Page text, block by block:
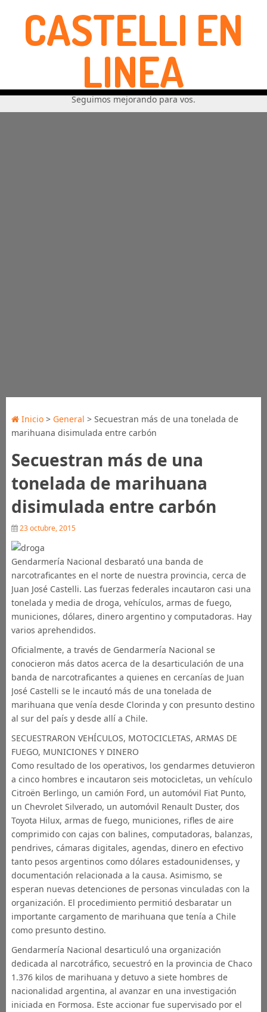
CASTELLI EN
LINEA
Seguimos mejorando para vos.
Inicio> General > Secuestran más de una tonelada de
marihuana disimulada entre carbón
Secuestran más de una
tonelada de marihuana
disimulada entre carbón
23 octubre, 2015
Gendarmería Nacional desbarató una banda de
narcotraficantes en el norte de nuestra provincia, cerca de
Juan José Castelli. Las fuerzas federales incautaron casi una
tonelada y media de droga, vehículos, armas de fuego,
municiones, dólares, dinero argentino y computadoras. Hay
varios aprehendidos.
Oficialmente, a través de Gendarmería Nacional se
conocieron más datos acerca de la desarticulación de una
banda de narcotraficantes a quienes en cercanías de Juan
José Castelli se le incautó más de una tonelada de
marihuana que venía desde Clorinda y con presunto destino
al sur del país y desde allí a Chile.
SECUESTRARON VEHÍCULOS, MOTOCICLETAS, ARMAS DE
FUEGO, MUNICIONES Y DINERO
Como resultado de los operativos, los gendarmes detuvieron
a cinco hombres e incautaron seis motocicletas, un vehículo
Citroën Berlingo, un camión Ford, un automóvil Fiat Punto,
un Chevrolet Silverado, un automóvil Renault Duster, dos
Toyota Hilux, armas de fuego, municiones, rifles de aire
comprimido con cajas con balines, computadoras, balanzas,
pendrives, cámaras digitales, agendas, dinero en efectivo
tanto pesos argentinos como dólares estadounidenses, y
documentación relacionada a la causa. Asimismo, se
esperan nuevas detenciones de personas vinculadas con la
organización. El procedimiento permitió desbaratar un
importante cargamento de marihuana que tenía a Chile
como presunto destino.
Gendarmería Nacional desarticuló una organización
dedicada al narcotráfico, secuestró en la provincia de Chaco
1.376 kilos de marihuana y detuvo a siete hombres de
nacionalidad argentina, al avanzar en una investigación
iniciada en Formosa. Este accionar fue supervisado por el